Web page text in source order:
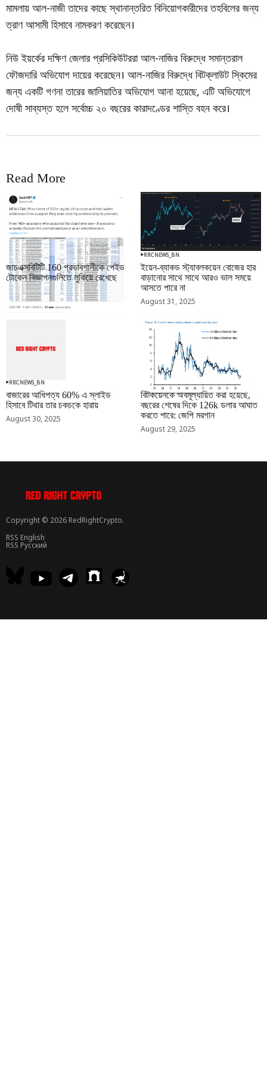
মামলায় আল-নাজী তাদের কাছে স্থানান্তরিত বিনিয়োগকারীদের তহবিলের জন্য
ত্রাণ আসামী হিসাবে নামকরণ করেছেন।
নিউ ইয়র্কের দক্ষিণ জেলার প্রসিকিউটররা আল-নাজির বিরুদ্ধে সমান্তরাল
ফৌজদারি অভিযোগ দায়ের করেছেন। আল-নাজির বিরুদ্ধে বিটক্লাউট স্কিমের
জন্য একটি গণনা তারের জালিয়াতির অভিযোগ আনা হয়েছে, এটি অভিযোগে
দোষী সাব্যস্ত হলে সর্বোচ্চ ২০ বছরের কারাদণ্ডের শাস্তি বহন করে।
Read More
RRCNEWS_BN
জাচএক্সবিটিটি 160 প্রভাবশালীকে পেইড
টোকেন বিজ্ঞাপনগুলিতে লুকিয়ে রেখেছে
September 01, 2025
RRCNEWS_BN
ইয়েন-ব্যাকড স্ট্যাবলকয়েন বোজের হার
বাড়ানোর সাথে সাথে আরও ভাল সময়ে
আসতে পারে না
August 31, 2025
RRCNEWS_BN
বাজারের আধিপত্য 60% এ স্লাইড
হিসাবে টিথার তার চকচকে হারায়
August 30, 2025
RRCNEWS_BN
বিটকয়েনকে অবমূল্যায়িত করা হয়েছে,
বছরের শেষের দিকে 126k ডলার আঘাত
করতে পারে: জেপি মরগান
August 29, 2025
Copyright © 2026 RedRightCrypto.
RSS English
RSS Русский